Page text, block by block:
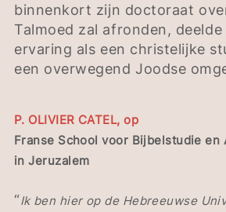
binnenkort zijn doctoraat
Talmoed zal afronden, deelde
ervaring als een christelijke
een overwegend Joodse
P. OLIVIER CATEL, op
Franse School voor Bijbelstudie en
in Jeruzalem
“Ik ben hier op de Hebreeuwse